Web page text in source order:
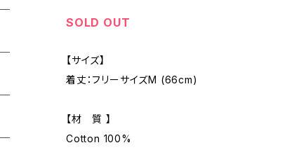
SOLD OUT
【サイズ】
着丈：フリーサイズM (66cm)
【材 質 】
Cotton 100%